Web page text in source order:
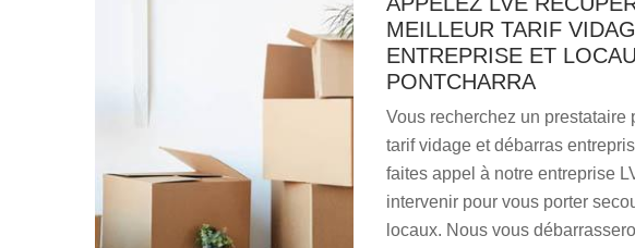
MEILLEUR TARIF
ENTREPRISE ET
PONTCHARRA
Vous recherchez un
tarif vidage et débarras
faites appel à notre entreprise
intervenir pour vous porter
locaux. Nous vous